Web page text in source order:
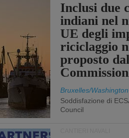
Inclusi due
indiani nel
UE degli
riciclaggio
proposto
Bruxelles/Washington
Soddisfazione di
Council